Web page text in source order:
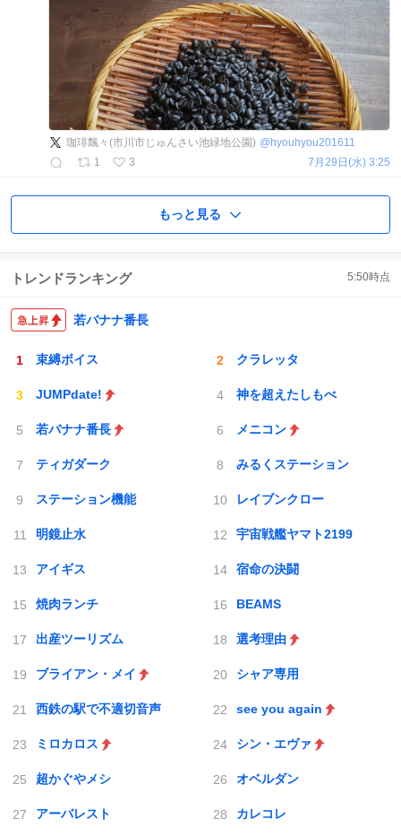
珈琲飄々(市川市じゅんさい池緑地公園) @ hyouhyou201611
1
3 7月29日(水) 3:25
もっと見る
トレンドランキング 5:50時点
若バナナ番長
束縛ボイス クラレッタ
JUMPdate! 神を超えたしもべ
若バナナ番長 メニコン
ティガダーク みるくステーション
ステーション機能 レイブンクロー
明鏡止水 宇宙戦艦ヤマト2199
アイギス 宿命の決闘
焼肉ランチ BEAMS
出産ツーリズム 選考理由
ブライアン・メイ シャア専用
西鉄の駅で不適切音声 see you again
ミロカロス シン・エヴァ
超かぐやメシ オベルダン
アーバレスト カレコレ